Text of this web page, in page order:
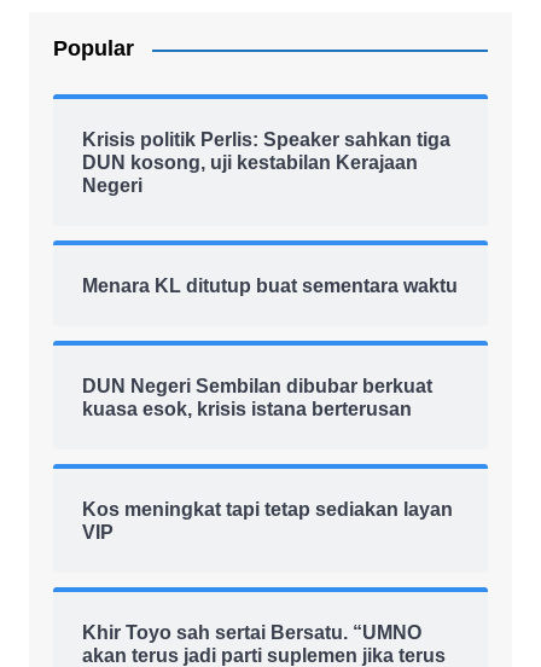
Popular
Krisis politik Perlis: Speaker sahkan tiga
DUN kosong, uji kestabilan Kerajaan
Negeri
Menara KL ditutup buat sementara waktu
DUN Negeri Sembilan dibubar berkuat
kuasa esok, krisis istana berterusan
Kos meningkat tapi tetap sediakan layan
VIP
Khir Toyo sah sertai Bersatu. “UMNO
akan terus jadi parti suplemen jika terus